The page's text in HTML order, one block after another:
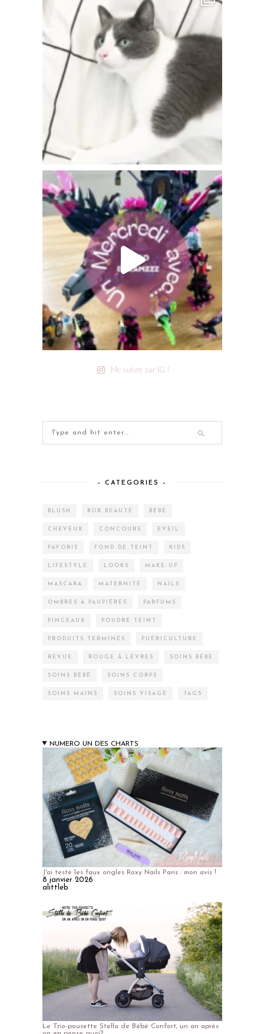
Me suivre sur IG !
– CATEGORIES –
BLUSH BOX BEAUTÉ BÉBÉ
CHEVEUX CONCOURS EVEIL
FAVORIS FOND DE TEINT KIDS
LIFESTYLE LOOKS MAKE-UP
MASCARA MATERNITÉ NAILS
OMBRES À PAUPIÈRES PARFUMS
PINCEAUX POUDRE TEINT
PRODUITS TERMINÉS PUÉRICULTURE
REVUE ROUGE À LÈVRES SOINS BÉBÉ
SOINS BÉBÉ SOINS CORPS
SOINS MAINS SOINS VISAGE TAGS
NUMERO UN DES CHARTS
J'ai testé les faux ongles Roxy Nails Paris : mon avis !
8 janvier 2026
alittleb
Le Trio-pousette Stella de Bébé Confort, un an après